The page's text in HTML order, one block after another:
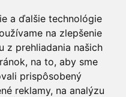
a ďalšie technológie
na zlepšenie
z prehliadania našich
na to, aby sme
prispôsobený
reklamy, na analýzu
osobných údajov
vytvorilwww.Aweb.sk -